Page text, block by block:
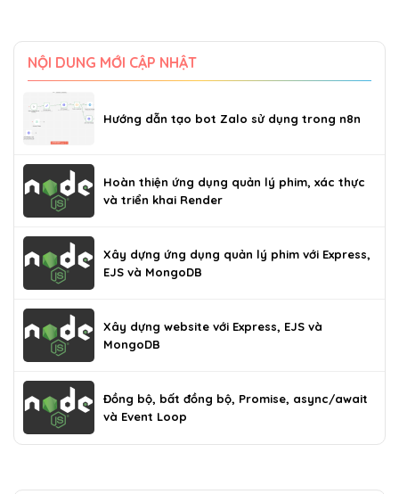
NỘI DUNG MỚI CẬP NHẬT
Hướng dẫn tạo bot Zalo sử dụng trong n8n
Hoàn thiện ứng dụng quản lý phim, xác thực
và triển khai Render
Xây dựng ứng dụng quản lý phim với Express,
EJS và MongoDB
Xây dựng website với Express, EJS và
MongoDB
Đồng bộ, bất đồng bộ, Promise, async/await
và Event Loop